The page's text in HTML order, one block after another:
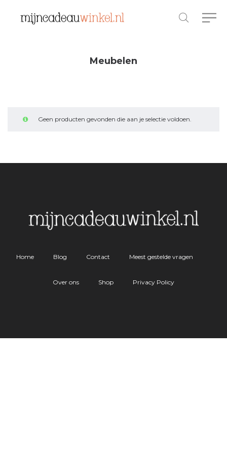
Meubelen
Geen producten gevonden die aan je selectie voldoen.
Home Blog Contact Meest gestelde vragen
Over ons Shop Privacy Policy